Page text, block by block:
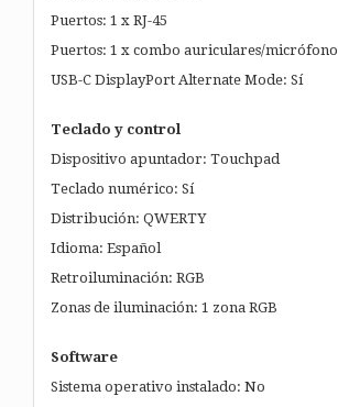
Puertos: 1 x RJ-45
Puertos: 1 x combo auriculares/micrófono
USB-C DisplayPort Alternate Mode: Sí
Teclado y control
Dispositivo apuntador: Touchpad
Teclado numérico: Sí
Distribución: QWERTY
Idioma: Español
Retroiluminación: RGB
Zonas de iluminación: 1 zona RGB
Software
Sistema operativo instalado: No